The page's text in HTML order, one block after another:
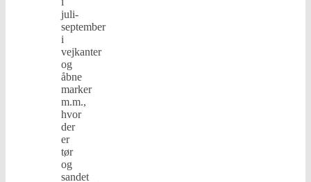
juli-
september
i
vejkanter
og
åbne
marker
m.m.,
hvor
der
er
tør
og
sandet